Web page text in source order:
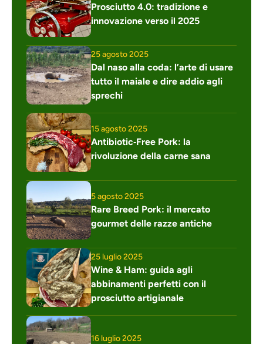
Prosciutto 4.0: tradizione e
innovazione verso il 2025
25 agosto 2025
Dal naso alla coda: l’arte di usare
tutto il maiale e dire addio agli
sprechi
15 agosto 2025
Antibiotic‑Free Pork: la
rivoluzione della carne sana
5 agosto 2025
Rare Breed Pork: il mercato
gourmet delle razze antiche
25 luglio 2025
Wine & Ham: guida agli
abbinamenti perfetti con il
prosciutto artigianale
16 luglio 2025